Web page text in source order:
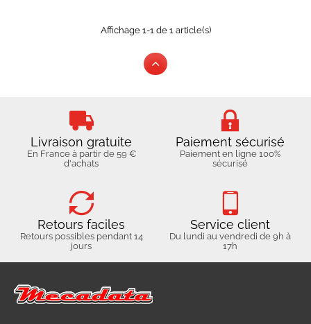
Affichage 1-1 de 1 article(s)
Livraison gratuite
En France à partir de 59 €
d'achats
Paiement sécurisé
Paiement en ligne 100%
sécurisé
Retours faciles
Retours possibles pendant 14
jours
Service client
Du lundi au vendredi de 9h à
17h